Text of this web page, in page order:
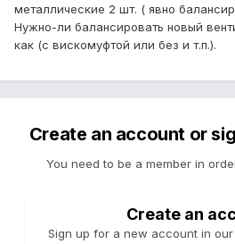
металлические 2 шт. ( явно
Нужно-ли балансировать новый
как (с вискомуфтой или без и т.п.).
Create an account or
You need to be a member in
Create an
Sign up for a new account in our